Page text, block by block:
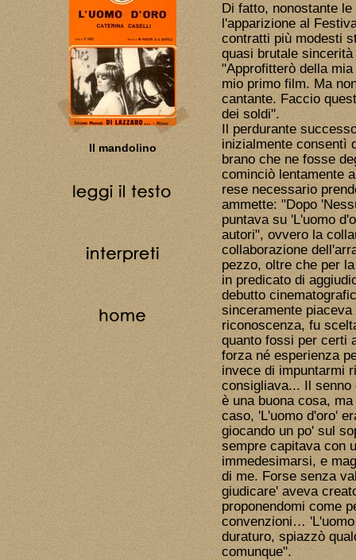
Il mandolino
Di fatto, nonostante
l'apparizione al
contratti più modesti
quasi brutale
"Approfitterò della
mio primo film. Ma
cantante. Faccio
dei soldi".
Il perdurante
inizialmente consentì
brano che ne fosse
cominciò lentamente
rese necessario
ammette: "Dopo
puntava su 'L'uomo
autori", ovvero la
collaborazione
pezzo, oltre che per
in predicato di
debutto
sinceramente piaceva
riconoscenza, fu
quanto fossi per certi
forza né esperienza
invece di impuntarmi
consigliava... Il senno
è una buona cosa,
caso, 'L'uomo d'oro'
giocando un po' sul
sempre capitava con
immedesimarsi, e
di me. Forse senza
giudicare' aveva
proponendomi come
convenzioni…
duraturo, spiazzò
comunque".